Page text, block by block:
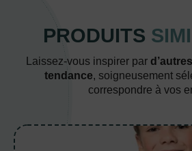
PRODUITS
Laissez-vous inspirer par
tendance, soigneusement
correspondre à vos